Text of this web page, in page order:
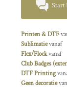
Start
Printen & DTF
Sublimatievanaf
Flex/Flockvanaf
Club Badges
DTF Printing
Geen decoratie